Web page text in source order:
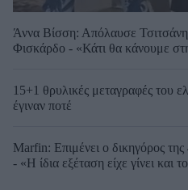
Άννα Βίσση: Απόλαυσε
Φισκάρδο - «Κάτι θα κάνουμε
15+1 θρυλικές μεταγραφές του
έγιναν ποτέ
Marfin: Επιμένει ο δικηγόρος
- «Η ίδια εξέταση είχε γίνει και